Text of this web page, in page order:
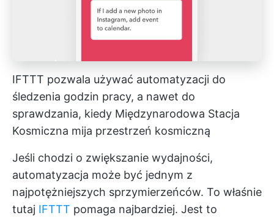
IFTTT pozwala używać automatyzacji do
śledzenia godzin pracy, a nawet do
sprawdzania, kiedy Międzynarodowa Stacja
Kosmiczna mija przestrzeń kosmiczną
Jeśli chodzi o zwiększanie wydajności,
automatyzacja może być jednym z
najpotężniejszych sprzymierzeńców. To właśnie
tutaj IFTTT pomaga najbardziej. Jest to